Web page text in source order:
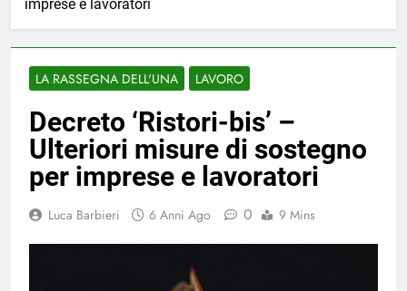
imprese e lavoratori
LA RASSEGNA DELL'UNA LAVORO
Decreto ‘Ristori-bis’ –
Ulteriori misure di sostegno
per imprese e lavoratori
Luca Barbieri 6 Anni Ago 0 9 Mins